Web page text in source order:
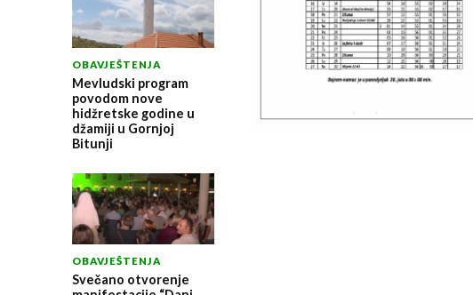
OBAVJEŠTENJA
Mevludski program
povodom nove
hidžretske godine u
džamiji u Gornjoj
Bitunji
OBAVJEŠTENJA
Svečano otvorenje